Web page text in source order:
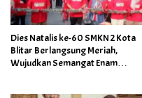
Dies Natalis ke-60 SMKN 2 Kota
Blitar Berlangsung Meriah,
Wujudkan Semangat Enam